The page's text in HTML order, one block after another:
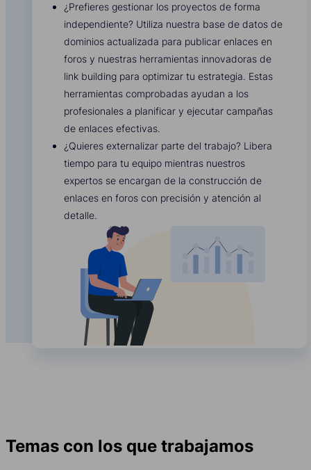
¿Prefieres gestionar los proyectos de forma
independiente? Utiliza nuestra base de datos de
dominios actualizada para publicar enlaces en
foros y nuestras herramientas innovadoras de
link building para optimizar tu estrategia. Estas
herramientas comprobadas ayudan a los
profesionales a planificar y ejecutar campañas
de enlaces efectivas.
¿Quieres externalizar parte del trabajo? Libera
tiempo para tu equipo mientras nuestros
expertos se encargan de la construcción de
enlaces en foros con precisión y atención al
detalle.
Temas con los que trabajamos